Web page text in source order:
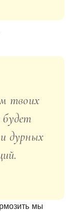
твоих
будет
дурных
мы